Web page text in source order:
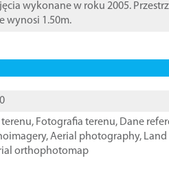
wykonane w roku 2005.
wynosi 1.50m.
, Fotografia terenu, Dane
,Aerial photography,
orthophotomap